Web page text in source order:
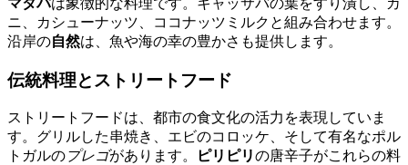
ニ、カシューナッツ、ココナッツミルクと組み合わせます。
沿岸の自然は、魚や海の幸の豊かさも提供します。
伝統料理とストリートフード
ストリートフードは、都市の食文化の活力を表現していま
す。グリルした串焼き、エビのコロッケ、そして有名なポル
トガルのプレゴがあります。 ピリピリの唐辛子がこれらの料